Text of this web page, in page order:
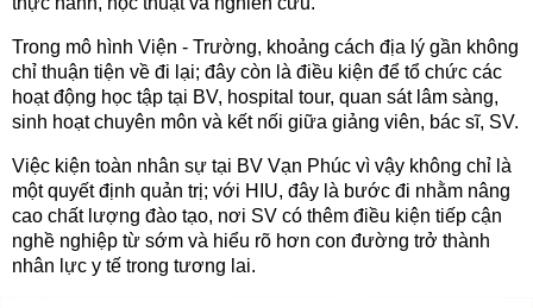
Trong mô hình Viện - Trường, khoảng cách địa lý gần không
chỉ thuận tiện về đi lại; đây còn là điều kiện để tổ chức các
hoạt động học tập tại BV, hospital tour, quan sát lâm sàng,
sinh hoạt chuyên môn và kết nối giữa giảng viên, bác sĩ, SV.
Việc kiện toàn nhân sự tại BV Vạn Phúc vì vậy không chỉ là
một quyết định quản trị; với HIU, đây là bước đi nhằm nâng
cao chất lượng đào tạo, nơi SV có thêm điều kiện tiếp cận
nghề nghiệp từ sớm và hiểu rõ hơn con đường trở thành
nhân lực y tế trong tương lai.